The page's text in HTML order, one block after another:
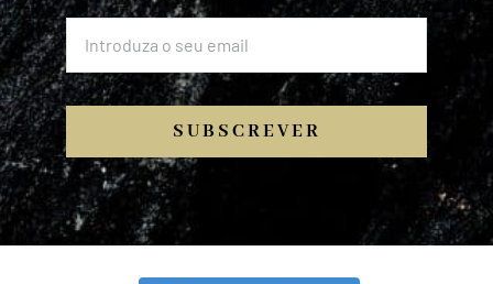
SUBSCREVER